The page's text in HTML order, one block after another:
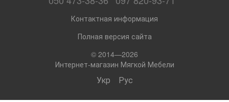
Контактная информация
Полная версия сайта
© 2014—2026
Интернет-магазин Мягкой Мебели
Укр Рус